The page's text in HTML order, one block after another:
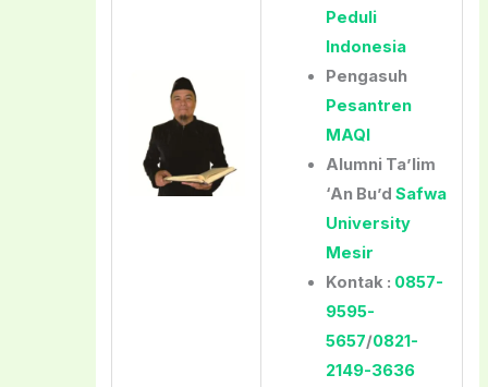
Peduli
Indonesia
Pengasuh
Pesantren
MAQI
Alumni Ta’lim
‘An Bu’d Safwa
University
Mesir
Kontak : 0857-
9595-
5657/0821-
2149-3636